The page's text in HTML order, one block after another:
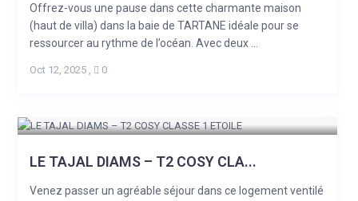
Offrez-vous une pause dans cette charmante maison
(haut de villa) dans la baie de TARTANE idéale pour se
ressourcer au rythme de l’océan. Avec deux ...
Oct 12, 2025, 0
LE TAJAL DIAMS – T2 COSY CLA...
Venez passer un agréable séjour dans ce logement ventilé